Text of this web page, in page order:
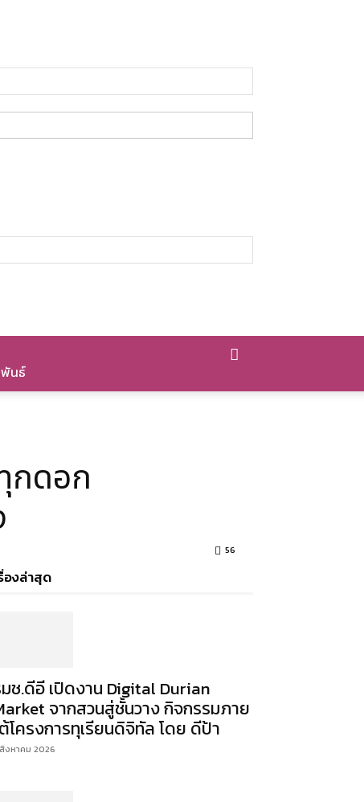
พันธ์
กดอก
56
องล่าสุด
ช.ดีอี เปิดงาน Digital Durian
จากสวนสู่ชั้นวาง กิจกรรมภาย
โครงการทุเรียนดิจิทัล โดย ดีป้า
งหาคม 2026